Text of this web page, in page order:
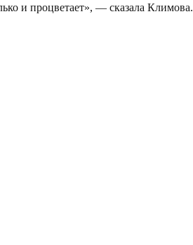
и процветает», — сказала Климова.